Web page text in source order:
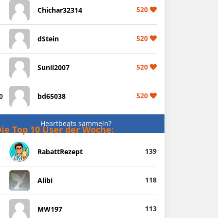
Chichar32314 520
dStein 520
Sunil2007 520
bd65038 520
Heartbeats sammeln?
Top 10 User der Woche:
RabattRezept 139
Alibi 118
MW197 113